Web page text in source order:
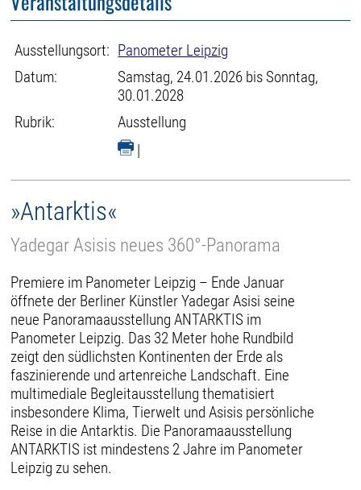
Ausstellungsort: Panometer Leipzig
Datum:
Samstag, 24.01.2026 bis Sonntag,
30.01.2028
Rubrik:
Ausstellung
|
»Antarktis«
Yadegar Asisis neues 360°-Panorama
Premiere im Panometer Leipzig – Ende Januar
öffnete der Berliner Künstler Yadegar Asisi seine
neue Panoramaausstellung ANTARKTIS im
Panometer Leipzig. Das 32 Meter hohe Rundbild
zeigt den südlichsten Kontinenten der Erde als
faszinierende und artenreiche Landschaft. Eine
multimediale Begleitausstellung thematisiert
insbesondere Klima, Tierwelt und Asisis persönliche
Reise in die Antarktis. Die Panoramaausstellung
ANTARKTIS ist mindestens 2 Jahre im Panometer
Leipzig zu sehen.